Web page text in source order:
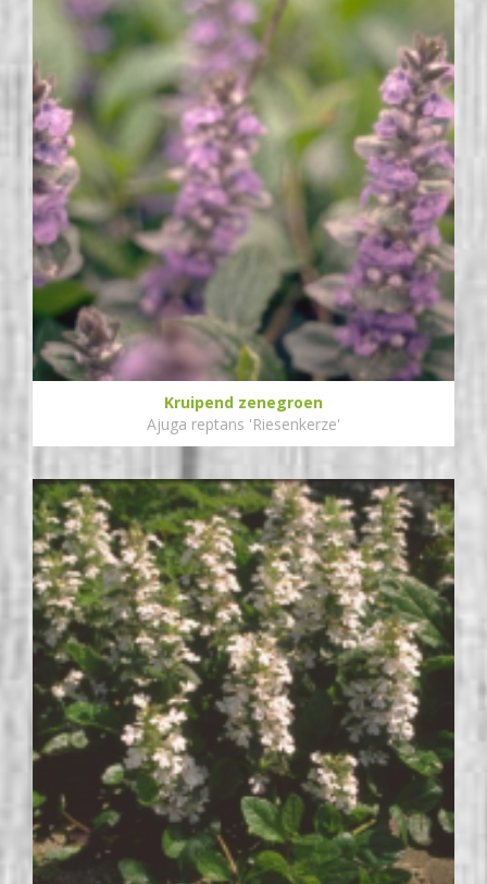
Kruipend zenegroen
Ajuga reptans 'Riesenkerze'